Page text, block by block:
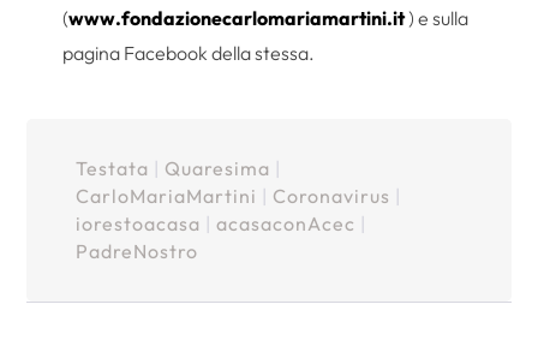
(www.fondazionecarlomariamartini.it) e sulla
pagina Facebook della stessa.
Testata Quaresima
CarloMariaMartini
Coronavirus
iorestoacasa
acasaconAcec
PadreNostro